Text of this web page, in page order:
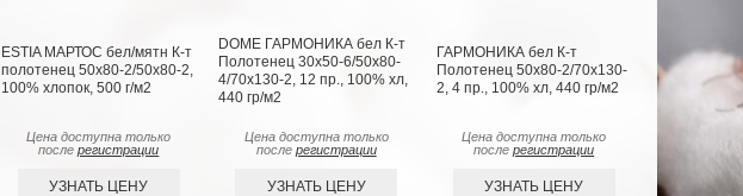
ESTIA МАРТОС бел/мятн К-т
полотенец 50х80-2/50х80-2,
100% хлопок, 500 г/м2
Цена доступна только
послерегистрации
УЗНАТЬ ЦЕНУ
DOME ГАРМОНИКА бел К-т
Полотенец 30х50-6/50х80-
4/70х130-2, 12 пр., 100% хл,
440 гр/м2
Цена доступна только
после регистрации
УЗНАТЬ ЦЕНУ
ГАРМОНИКА бел К-т
Полотенец 50х80-2/70х130-
2, 4 пр., 100% хл, 440 гр/м2
Цена доступна только
послерегистрации
УЗНАТЬ ЦЕНУ